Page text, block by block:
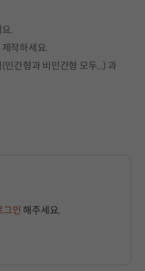
.
작하세요.
간형과 비인간형 모두...) 과
그인 해주세요.